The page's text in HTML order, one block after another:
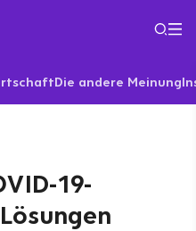
Die andere Meinung
19-